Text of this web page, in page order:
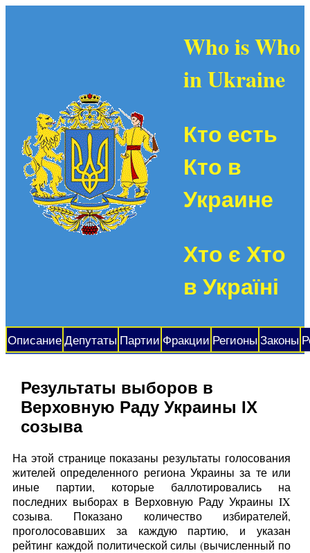
Who is Who
in Ukraine
Кто есть
Кто в
Украине
Хто є Хто
в Україні
Описание Депутаты Партии Фракции Регионы Законы
Результаты выборов в
Верховную Раду Украины IX
созыва
На этой странице показаны результаты голосования
жителей определенного региона Украины за те или
иные партии, которые баллотировались на
последних выборах в Верховную Раду Украины IX
созыва. Показано количество избирателей,
проголосовавших за каждую партию, и указан
рейтинг каждой политической силы (вычисленный по